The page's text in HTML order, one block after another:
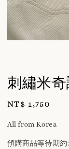
刺繡米
Regular
NT$ 1,750
All from Korea
預購商品等待期約